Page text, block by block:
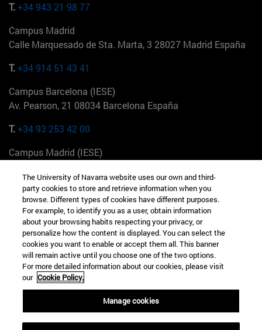
T.+34 943 21 98 77
Campus Madrid
Calle Marquesado de Sta. Marta, 3 28027 Madrid España
T.+34 914 51 43 41
Campus Barcelona (IESE)
Av. Pearson, 21 08034 Barcelona España
T.+34 93 253 42 00
Campus Madrid (IESE)
+34 912 11 30 00
Campus Nueva York (IESE)
165 W 57th St 10019-2201 Nueva York EE.UU
+1 646 346 8850
Campus Munich (IESE)
Maria-Theresia-Straße 15 81675 Múnich Alemania
+49 89 24209790
The University of Navarra website uses our own and third-
party cookies to store and retrieve information when you
browse. Different types of cookies have different purposes.
For example, to identify you as a user, obtain information
about your browsing habits respecting your privacy, or
personalize how the content is displayed. You can select the
cookies you want to enable or accept them all. This banner
will remain active until you choose one of the two options.
For more detailed information about our cookies, please visit
our Cookie Policy.
Manage cookies